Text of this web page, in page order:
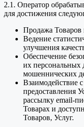
2.1. Оператор
для достижения
Продажа Товаров
Ведение
улучшения
Обеспечение
их персональных
мошеннических
Взаимодействие
предоставления
рассылку email-
Товарах и
Товаров, Услуг.